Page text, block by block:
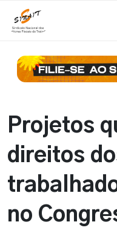
Projetos
direitos
no